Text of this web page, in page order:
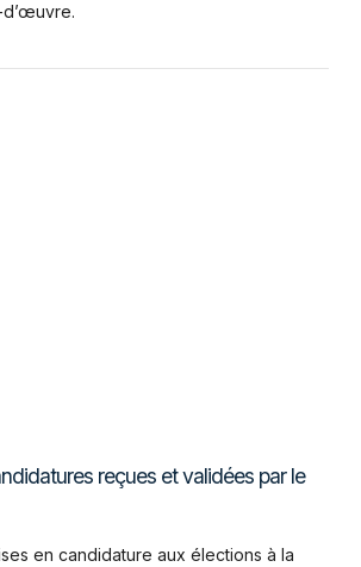
reçues et validées par le
en candidature aux élections à la